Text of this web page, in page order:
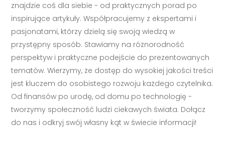
znajdzie coś dla siebie - od praktycznych porad po
inspirujące artykuły. Współpracujemy z ekspertami i
pasjonatami, którzy dzielą się swoją wiedzą w
przystępny sposób. Stawiamy na różnorodność
perspektyw i praktyczne podejście do prezentowanych
tematów. Wierzymy, że dostęp do wysokiej jakości treści
jest kluczem do osobistego rozwoju każdego czytelnika.
Od finansów po urodę, od domu po technologię -
tworzymy społeczność ludzi ciekawych świata. Dołącz
do nas i odkryj swój własny kąt w świecie informacji!